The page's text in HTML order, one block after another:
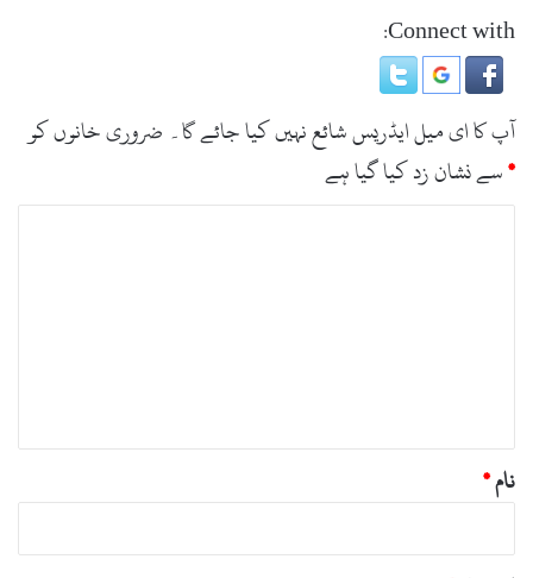
Connect with:
آپ کا ای میل ایڈریس شائع نہیں کیا جائے گا۔ ضروری خانوں کو
*سے نشان زد کیا گیا ہے
نام*